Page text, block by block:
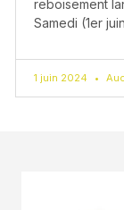
reboisement
Samedi (1er
1 juin 2024